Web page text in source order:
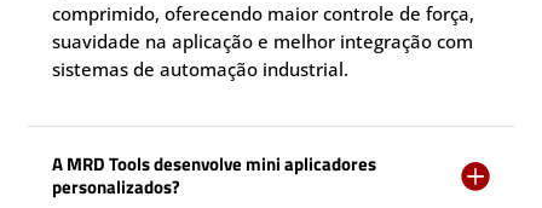
comprimido, oferecendo maior controle de força,
suavidade na aplicação e melhor integração com
sistemas de automação industrial.
A MRD Tools desenvolve mini aplicadores
personalizados?
